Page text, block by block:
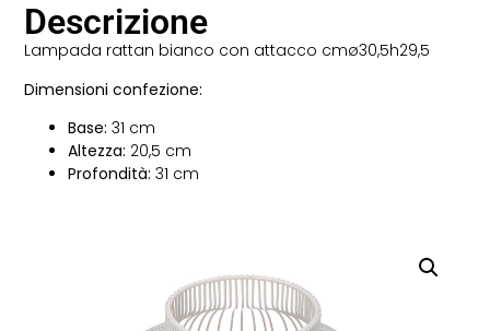
Descrizione
Lampada rattan bianco con attacco cmø30,5h29,5
Dimensioni confezione:
Base: 31 cm
Altezza: 20,5 cm
Profondità: 31 cm